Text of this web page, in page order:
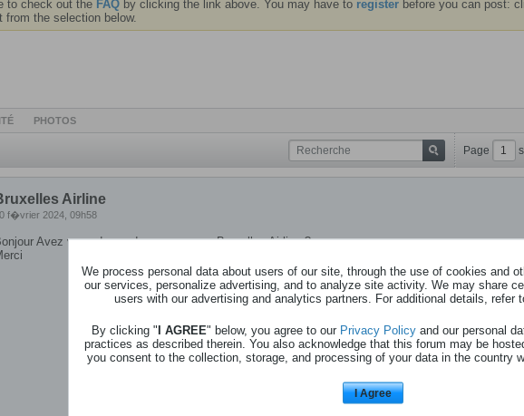
to check out the FAQby clicking the link above. You may have to registerbefore you can post:
the selection below.
PHOTOS
Page
Airline
f�vrier 2024, 09h58
Avez vous des codes promo pour Bruxelles Airline ?
We process personal data about users of our site, through the use of cookies and
our services, personalize advertising, and to analyze site activity. We may share
users with our advertising and analytics partners. For additional details, refer
By clicking "I AGREE" below, you agree to our Privacy Policyand our personal
practices as described therein. You also acknowledge that this forum may be
you consent to the collection, storage, and processing of your data in the country
I Agree